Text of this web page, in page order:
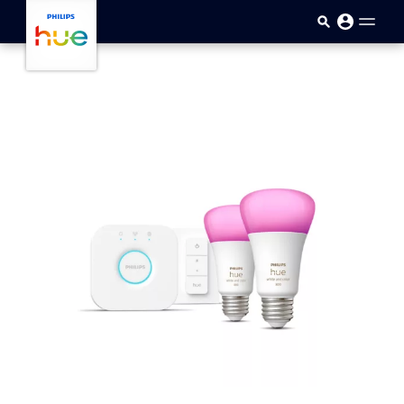
Saltar al contenido principal